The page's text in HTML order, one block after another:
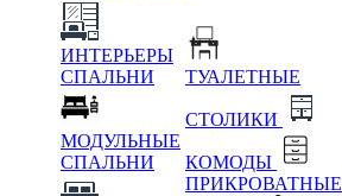
ИНТЕРЬЕРЫ
СПАЛЬНИ
МОДУЛЬНЫЕ
СПАЛЬНИ
ТУАЛЕТНЫЕ
СТОЛИКИ
КОМОДЫ
ПРИКРОВАТНЫЕ